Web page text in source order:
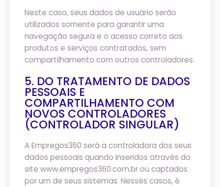
Neste caso, seus dados de usuário serão
utilizados somente para garantir uma
navegação segura e o acesso correto aos
produtos e serviços contratados, sem
compartilhamento com outros controladores.
5. DO TRATAMENTO DE DADOS
PESSOAIS E
COMPARTILHAMENTO COM
NOVOS CONTROLADORES
(CONTROLADOR SINGULAR)
A Empregos360 será a controladora dos seus
dados pessoais quando inseridos através do
site www.empregos360.com.br ou captados
por um de seus sistemas. Nesses casos, é